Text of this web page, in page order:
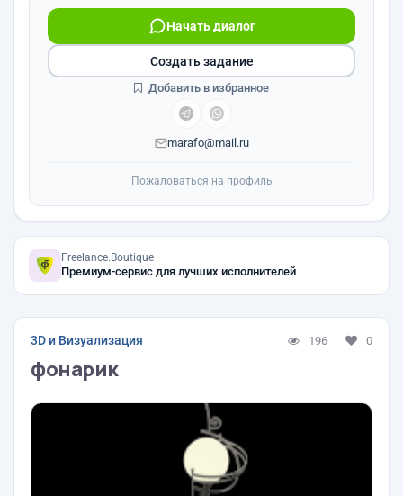
Начать диалог
marafo@mail.ru
Создать задание
Добавить в избранное
Пожаловаться на профиль
Freelance.Boutique
Премиум-сервис для лучших исполнителей
3D и Визуализация 196 0
фонарик